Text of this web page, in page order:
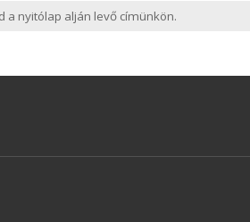
a nyitólap alján levő címünkön.